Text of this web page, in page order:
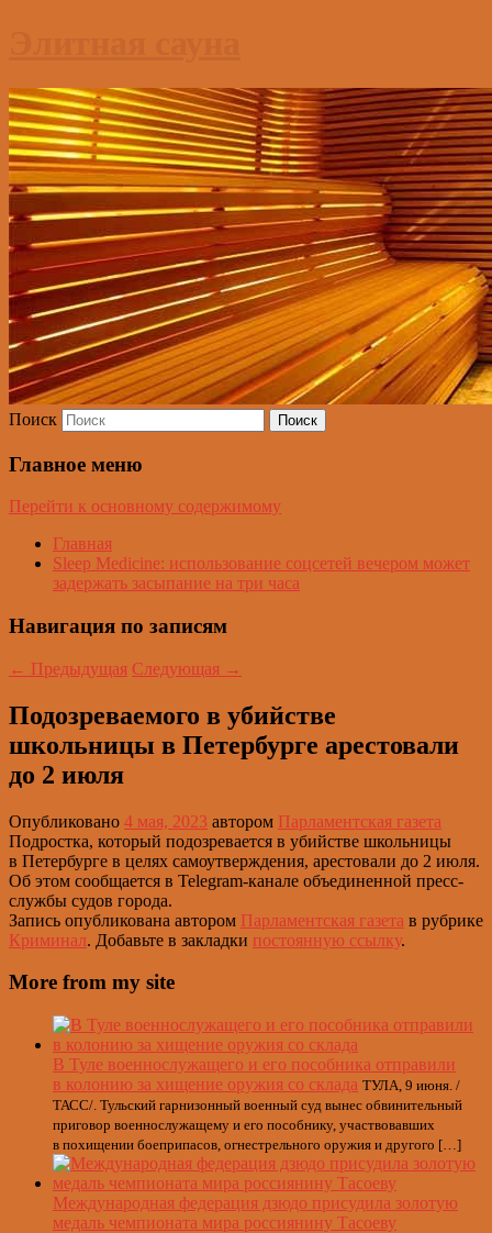
Поиск
Главное меню
Перейти к основному содержимому
Главная
Sleep Medicine: использование соцсетей вечером может
задержать засыпание на три часа
Навигация по записям
← Предыдущая Следующая →
Подозреваемого в убийстве
школьницы в Петербурге арестовали
до 2 июля
Опубликовано 4 мая, 2023 автором Парламентская газета
Подростка, который подозревается в убийстве школьницы
в Петербурге в целях самоутверждения, арестовали до 2 июля.
Об этом сообщается в Telegram-канале объединенной пресс-
службы судов города.
Запись опубликована автором Парламентская газета в рубрике
Криминал. Добавьте в закладки постоянную ссылку.
More from my site
В Туле военнослужащего и его пособника отправили
в колонию за хищение оружия со склада ТУЛА, 9 июня. /
ТАСС/. Тульский гарнизонный военный суд вынес обвинительный
приговор военнослужащему и его пособнику, участвовавших
в похищении боеприпасов, огнестрельного оружия и другого […]
Международная федерация дзюдо присудила золотую
медаль чемпионата мира россиянину Тасоеву